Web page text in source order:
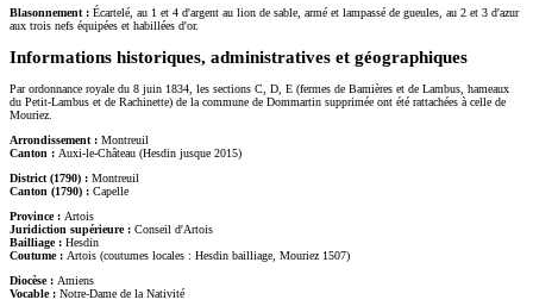
Blasonnement : Écartelé, au 1 et 4 d'argent au lion de sable, armé et lampassé de gueules, au 2 et 3 d'azur
aux trois nefs équipées et habillées d'or.
Informations historiques, administratives et géographiques
Par ordonnance royale du 8 juin 1834, les sections C, D, E (fermes de Bamières et de Lambus, hameaux
du Petit-Lambus et de Rachinette) de la commune de Dommartin supprimée ont été rattachées à celle de
Mouriez.
Arrondissement : Montreuil
Canton : Auxi-le-Château (Hesdin jusque 2015)
District (1790) : Montreuil
Canton (1790) : Capelle
Province : Artois
Juridiction supérieure : Conseil d'Artois
Bailliage : Hesdin
Coutume : Artois (coutumes locales : Hesdin bailliage, Mouriez 1507)
Diocèse : Amiens
Vocable : Notre-Dame de la Nativité